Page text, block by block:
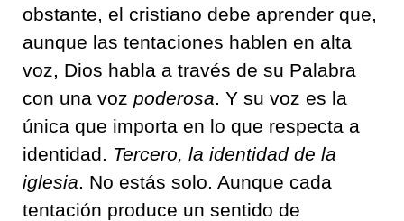
obstante, el cristiano debe aprender que,
aunque las tentaciones hablen en alta
voz, Dios habla a través de su Palabra
con una voz poderosa. Y su voz es la
única que importa en lo que respecta a
identidad. Tercero, la identidad de la
iglesia. No estás solo. Aunque cada
tentación produce un sentido de